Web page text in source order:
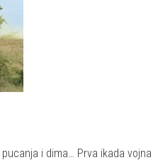
i dima… Prva ikada